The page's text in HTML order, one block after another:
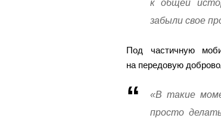
к общей
забыли свое
Под частичную
на передовую
«В такие
просто